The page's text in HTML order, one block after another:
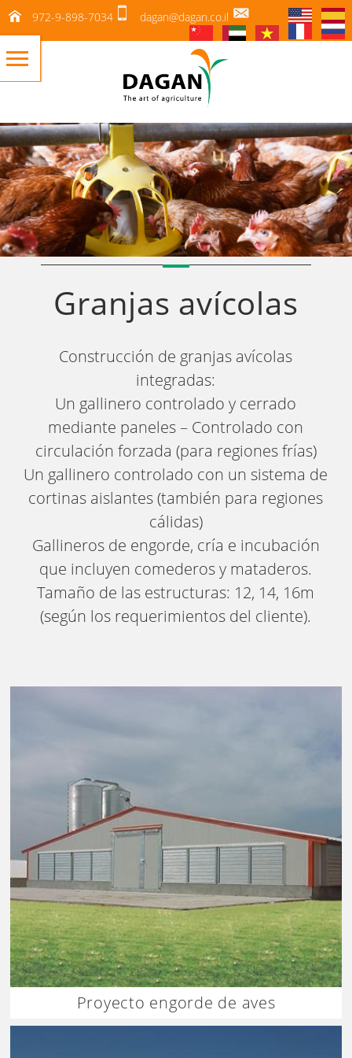
972-9-898-7034 dagan@dagan.co.il
Granjas avícolas
Construcción de granjas avícolas
integradas:
Un gallinero controlado y cerrado
mediante paneles – Controlado con
circulación forzada (para regiones frías)
Un gallinero controlado con un sistema de
cortinas aislantes (también para regiones
cálidas)
Gallineros de engorde, cría e incubación
que incluyen comederos y mataderos.
Tamaño de las estructuras: 12, 14, 16m
(según los requerimientos del cliente).
Proyecto engorde de aves